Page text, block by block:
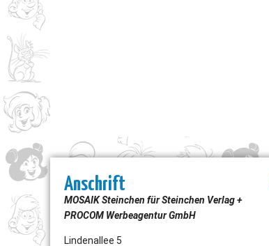
Anschrift
MOSAIK Steinchen für Steinchen Verlag +
PROCOM Werbeagentur GmbH
Lindenallee 5